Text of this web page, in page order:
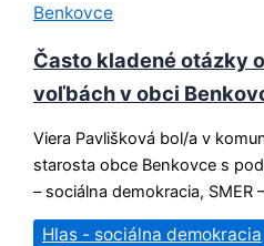
Benkovce
Často kladené otázky
voľbách v obci
Viera Pavlišková bol/a v
starosta obce Benkovce s
– sociálna demokracia, SMER
Hlas - sociálna demokracia